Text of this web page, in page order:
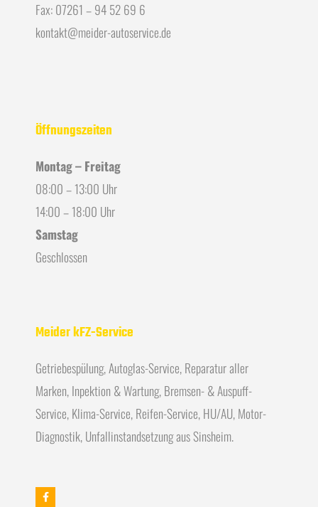
Fax: 07261 – 94 52 69 6
kontakt@meider-autoservice.de
Öffnungszeiten
Montag – Freitag
08:00 – 13:00 Uhr
14:00 – 18:00 Uhr
Samstag
Geschlossen
Meider kFZ-Service
Getriebespülung, Autoglas-Service, Reparatur aller
Marken, Inpektion & Wartung, Bremsen- & Auspuff-
Service, Klima-Service, Reifen-Service, HU/AU, Motor-
Diagnostik, Unfallinstandsetzung aus Sinsheim.